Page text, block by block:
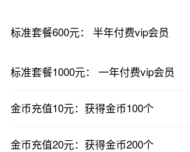
标准套餐600元： 半年付费vip会员
标准套餐1000元： 一年付费vip会员
金币充值10元：获得金币100个
金币充值20元：获得金币200个